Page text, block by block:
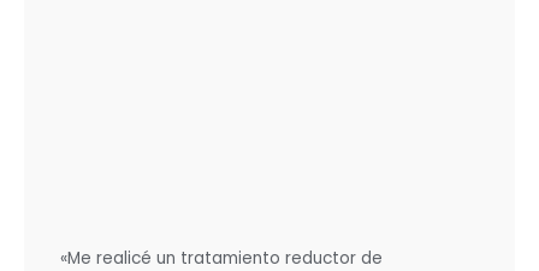
«Me realicé un tratamiento reductor de